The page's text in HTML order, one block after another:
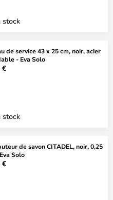
stock
de service 43 x 25 cm, noir, acier
- Eva Solo
€
stock
de savon CITADEL, noir, 0,25
Solo
€